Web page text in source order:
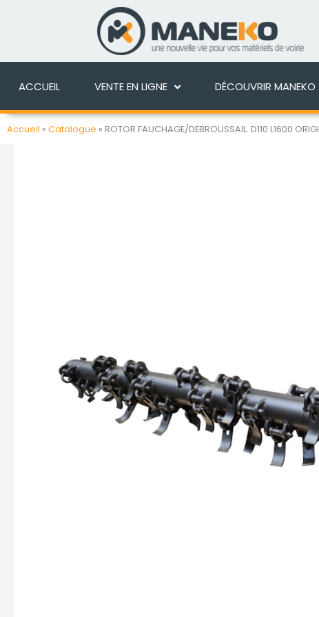
ACCUEIL VENTE EN LIGNE DÉCOUVRIR MANEKO
ACCUEIL VENTE EN
Accueil » Catalogue » ROTOR FAUCHAGE/DEBROUSSAIL. D110 L1600